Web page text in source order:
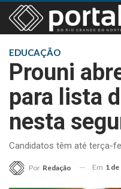
EDUCAÇÃO
Prouni
para lista
nesta
Candidatos têm até terça-
Por Redação Em 1